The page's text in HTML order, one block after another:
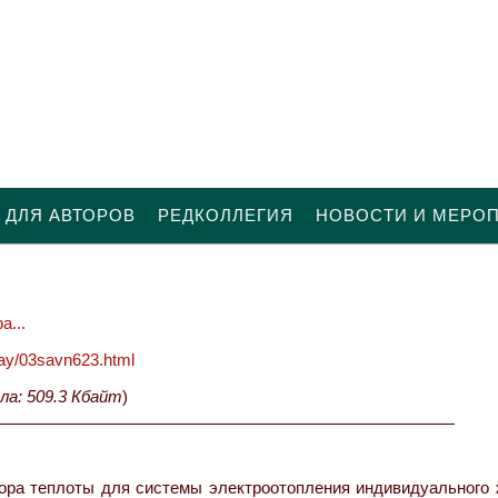
АВТОРОВ РЕДКОЛЛЕГИЯ НОВОСТИ И
03savn623.html
509.3 Кбайт)
теплоты для системы электроотопления индивидуального